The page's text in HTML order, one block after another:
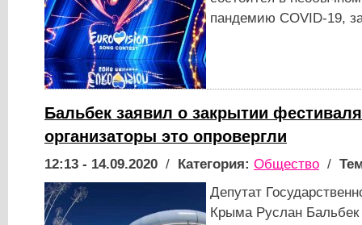
пандемию COVID-19,
Бальбек заявил о закрытии
организаторы это опровергли
12:13 - 14.09.2020 / Категория: Общество /
Депутат
Крыма Руслан Бальбек